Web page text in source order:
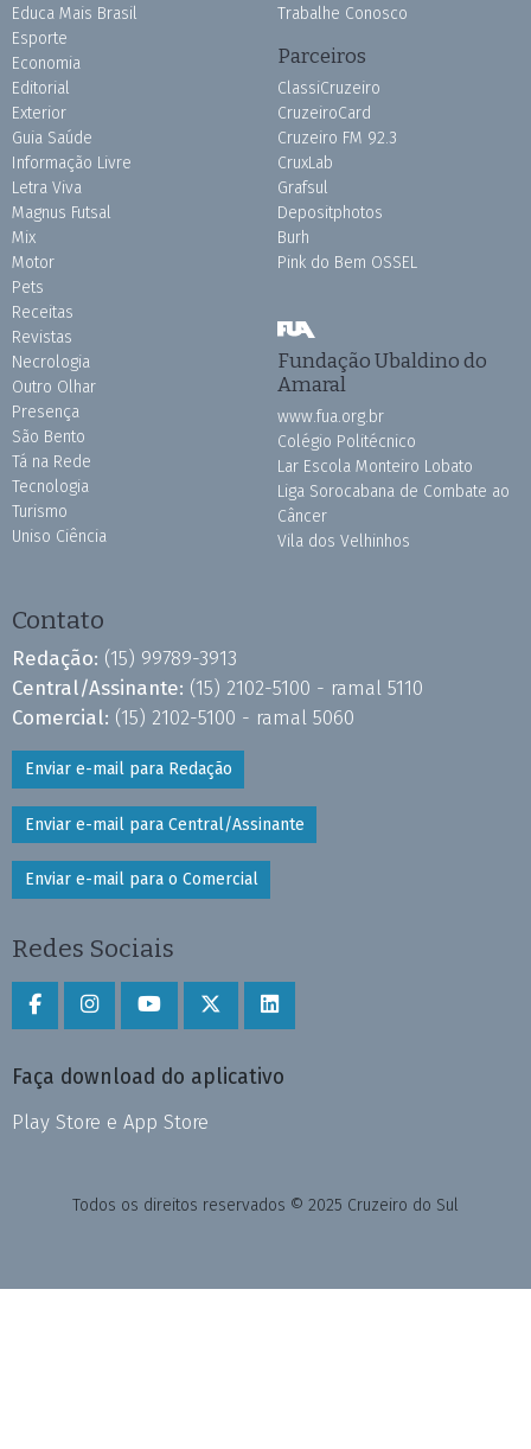
Educa Mais Brasil
Esporte
Economia
Editorial
Exterior
Guia Saúde
Informação Livre
Letra Viva
Magnus Futsal
Mix
Motor
Pets
Receitas
Revistas
Necrologia
Outro Olhar
Presença
São Bento
Tá na Rede
Tecnologia
Turismo
Uniso Ciência
Trabalhe Conosco
Parceiros
ClassiCruzeiro
CruzeiroCard
Cruzeiro FM 92.3
CruxLab
Grafsul
Depositphotos
Burh
Pink do Bem OSSEL
Fundação Ubaldino do
Amaral
www.fua.org.br
Colégio Politécnico
Lar Escola Monteiro Lobato
Liga Sorocabana de Combate ao
Câncer
Vila dos Velhinhos
Contato
Redação: (15) 99789-3913
Central/Assinante: (15) 2102-5100 - ramal 5110
Comercial: (15) 2102-5100 - ramal 5060
Enviar e-mail para Redação
Enviar e-mail para Central/Assinante
Enviar e-mail para o Comercial
Redes Sociais
Faça download do aplicativo
Play Store e App Store
Todos os direitos reservados © 2025 Cruzeiro do Sul